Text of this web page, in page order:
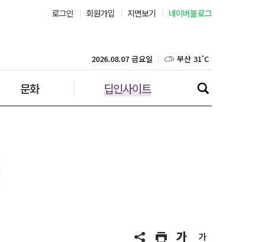
로그인 회원가입 지면보기 네이버블로그
문화 딥인사이트
2026.08.07 금요일 대구 37˚C
인천 31˚C
제주 31˚C